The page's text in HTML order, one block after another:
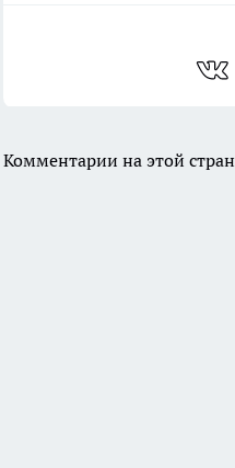
Комментарии на этой